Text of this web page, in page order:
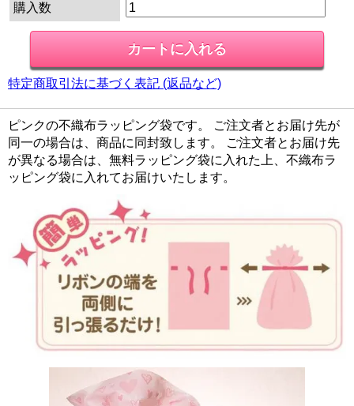
購入数
特定商取引法に基づく表記 (返品など)
ピンクの不織布ラッピング袋です。 ご注文者とお届け先が
同一の場合は、商品に同封致します。 ご注文者とお届け先
が異なる場合は、無料ラッピング袋に入れた上、不織布ラ
ッピング袋に入れてお届けいたします。